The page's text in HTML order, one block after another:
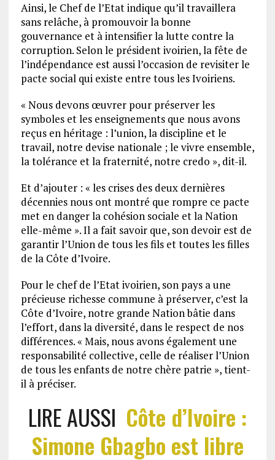
Ainsi, le Chef de l’Etat indique qu’il travaillera
sans relâche, à promouvoir la bonne
gouvernance et à intensifier la lutte contre la
corruption. Selon le président ivoirien, la fête de
l’indépendance est aussi l’occasion de revisiter le
pacte social qui existe entre tous les Ivoiriens.
« Nous devons œuvrer pour préserver les
symboles et les enseignements que nous avons
reçus en héritage : l’union, la discipline et le
travail, notre devise nationale ; le vivre ensemble,
la tolérance et la fraternité, notre credo », dit-il.
Et d’ajouter : « les crises des deux dernières
décennies nous ont montré que rompre ce pacte
met en danger la cohésion sociale et la Nation
elle-même ». Il a fait savoir que, son devoir est de
garantir l’Union de tous les fils et toutes les filles
de la Côte d’Ivoire.
Pour le chef de l’Etat ivoirien, son pays a une
précieuse richesse commune à préserver, c’est la
Côte d’Ivoire, notre grande Nation bâtie dans
l’effort, dans la diversité, dans le respect de nos
différences. « Mais, nous avons également une
responsabilité collective, celle de réaliser l’Union
de tous les enfants de notre chère patrie », tient-
il à préciser.
LIRE AUSSI Côte d’Ivoire :
Simone Gbagbo est libre